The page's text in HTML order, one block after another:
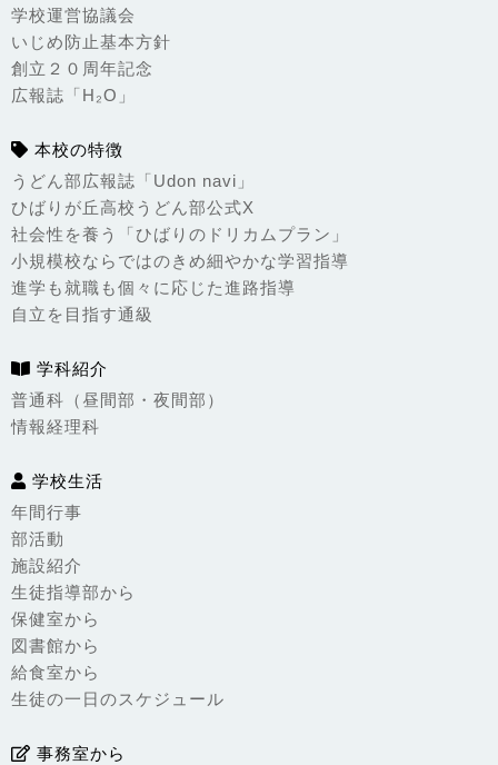
学校運営協議会
いじめ防止基本方針
創立２０周年記念
広報誌「H₂O」
本校の特徴
うどん部広報誌「Udon navi」
ひばりが丘高校うどん部公式X
社会性を養う「ひばりのドリカムプラン」
小規模校ならではのきめ細やかな学習指導
進学も就職も個々に応じた進路指導
自立を目指す通級
学科紹介
普通科（昼間部・夜間部）
情報経理科
学校生活
年間行事
部活動
施設紹介
生徒指導部から
保健室から
図書館から
給食室から
生徒の一日のスケジュール
事務室から